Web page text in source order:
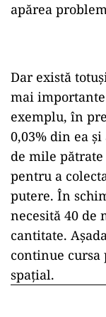
apărea
Dar există
mai importante
exemplu, în
0,03% din ea
de mile
pentru a
putere. În
necesită 40 de
cantitate.
continue
spațial.